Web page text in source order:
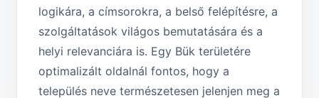
logikára, a címsorokra, a belső felépítésre, a
szolgáltatások világos bemutatására és a
helyi relevanciára is. Egy Bük területére
optimalizált oldalnál fontos, hogy a
település neve természetesen jelenjen meg a